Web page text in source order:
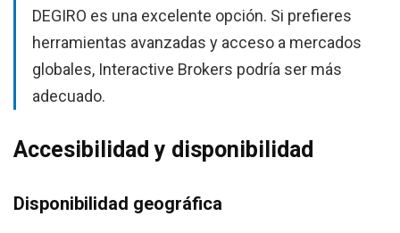
DEGIRO es una excelente opción. Si prefieres
herramientas avanzadas y acceso a mercados
globales, Interactive Brokers podría ser más
adecuado.
Accesibilidad y disponibilidad
Disponibilidad geográfica